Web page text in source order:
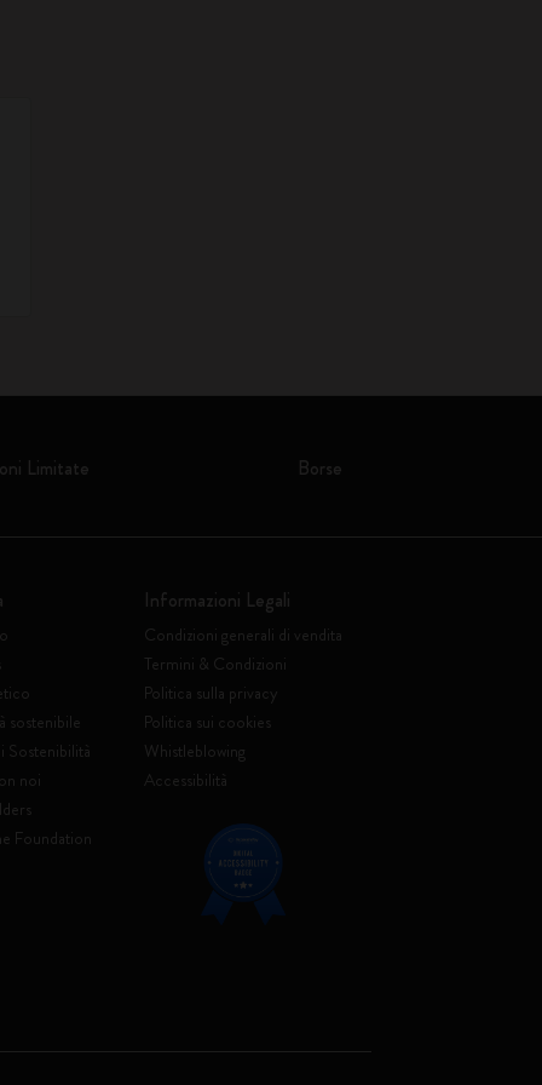
Limitate Borse
sostenibile
Sostenibilità
noi
Foundation
Informazioni Legali
Condizioni generali di vendita
Termini & Condizioni
Politica sulla privacy
Politica sui cookies
Whistleblowing
Accessibilità